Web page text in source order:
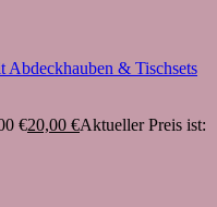
Abdeckhauben & Tischsets
€20,00 €Aktueller Preis ist: